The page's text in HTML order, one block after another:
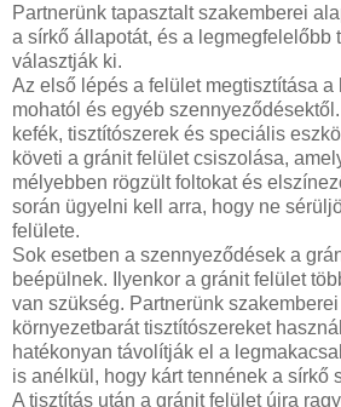
Partnerünk tapasztalt szakemberei
a sírkő állapotát, és a legmegfelelőbb
választják ki.
Az első lépés a felület megtisztítása a
mohatól és egyéb
kefék, tisztítószerek és speciális
követi a gránit felület csiszolása,
mélyebben rögzült foltokat és
során ügyelni kell arra, hogy ne
felülete.
Sok esetben a szennyeződések a
beépülnek. Ilyenkor a gránit felület
van szükség. Partnerünk
környezetbarát tisztítószereket
hatékonyan távolítják el a
is anélkül, hogy kárt tennének a sírkő
A tisztítás után a gránit felület újra